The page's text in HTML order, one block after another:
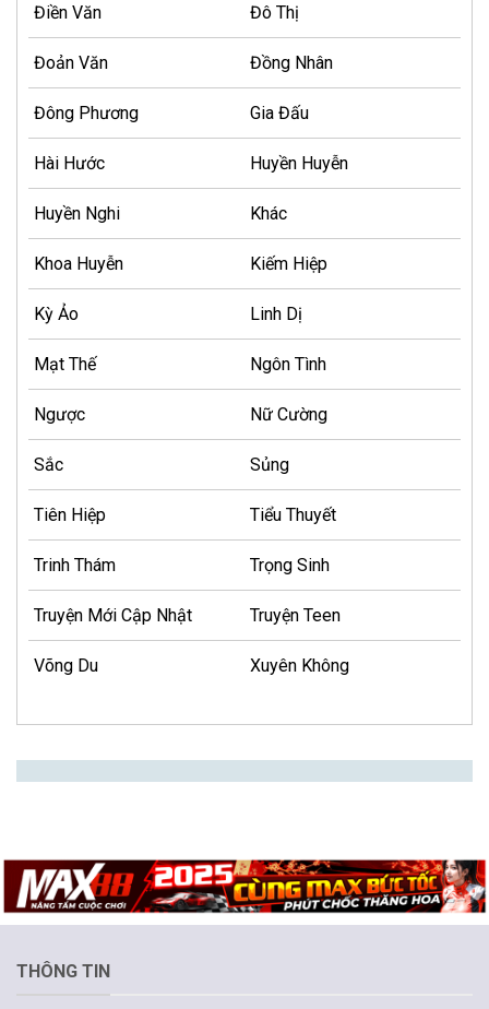
Điền Văn Đô Thị
Đoản Văn Đồng Nhân
Đông Phương Gia Đấu
Hài Hước Huyền Huyễn
Huyền Nghi Khác
Khoa Huyễn Kiếm Hiệp
Kỳ Ảo Linh Dị
Mạt Thế Ngôn Tình
Ngược Nữ Cường
Sắc Sủng
Tiên Hiệp Tiểu Thuyết
Trinh Thám Trọng Sinh
Truyện Mới Cập Nhật Truyện Teen
Võng Du Xuyên Không
THÔNG TIN